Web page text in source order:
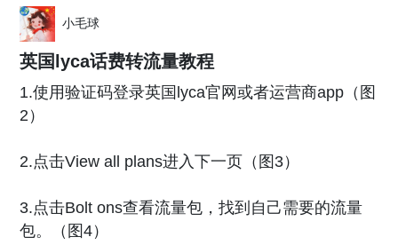
小毛球
英国lyca话费转流量教程
1.使用验证码登录英国lyca官网或者运营商app（图
2）
2.点击View all plans进入下一页（图3）
3.点击Bolt ons查看流量包，找到自己需要的流量
包。（图4）